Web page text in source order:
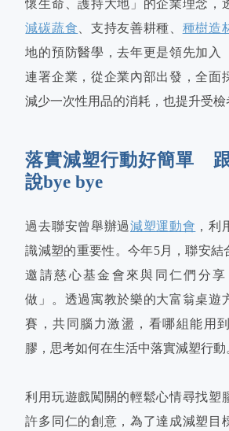
懷生命、護持大地」的企業理念，
減碳蔬食 、支持友善耕種、 種樹造
地的預防醫學，去年更是領先加入「
連署企業，從企業內部出發，全面
減少一次性用品的消耗，也提升受檢
落實減塑行動好簡單
說bye bye
過去聯安曾舉辦過減塑運動會 ，利
識減塑的重要性。今年5月，聯安結
邀請慈心基金會來與同仁們分
做」。透過寓教於樂的大富翁桌遊
賽，共同腦力激盪，看哪組能用
膠，思考如何在生活中落實減塑行動
利用玩遊戲闖關的輕鬆心情尋找塑
許多同仁的創意，為了達成減塑目